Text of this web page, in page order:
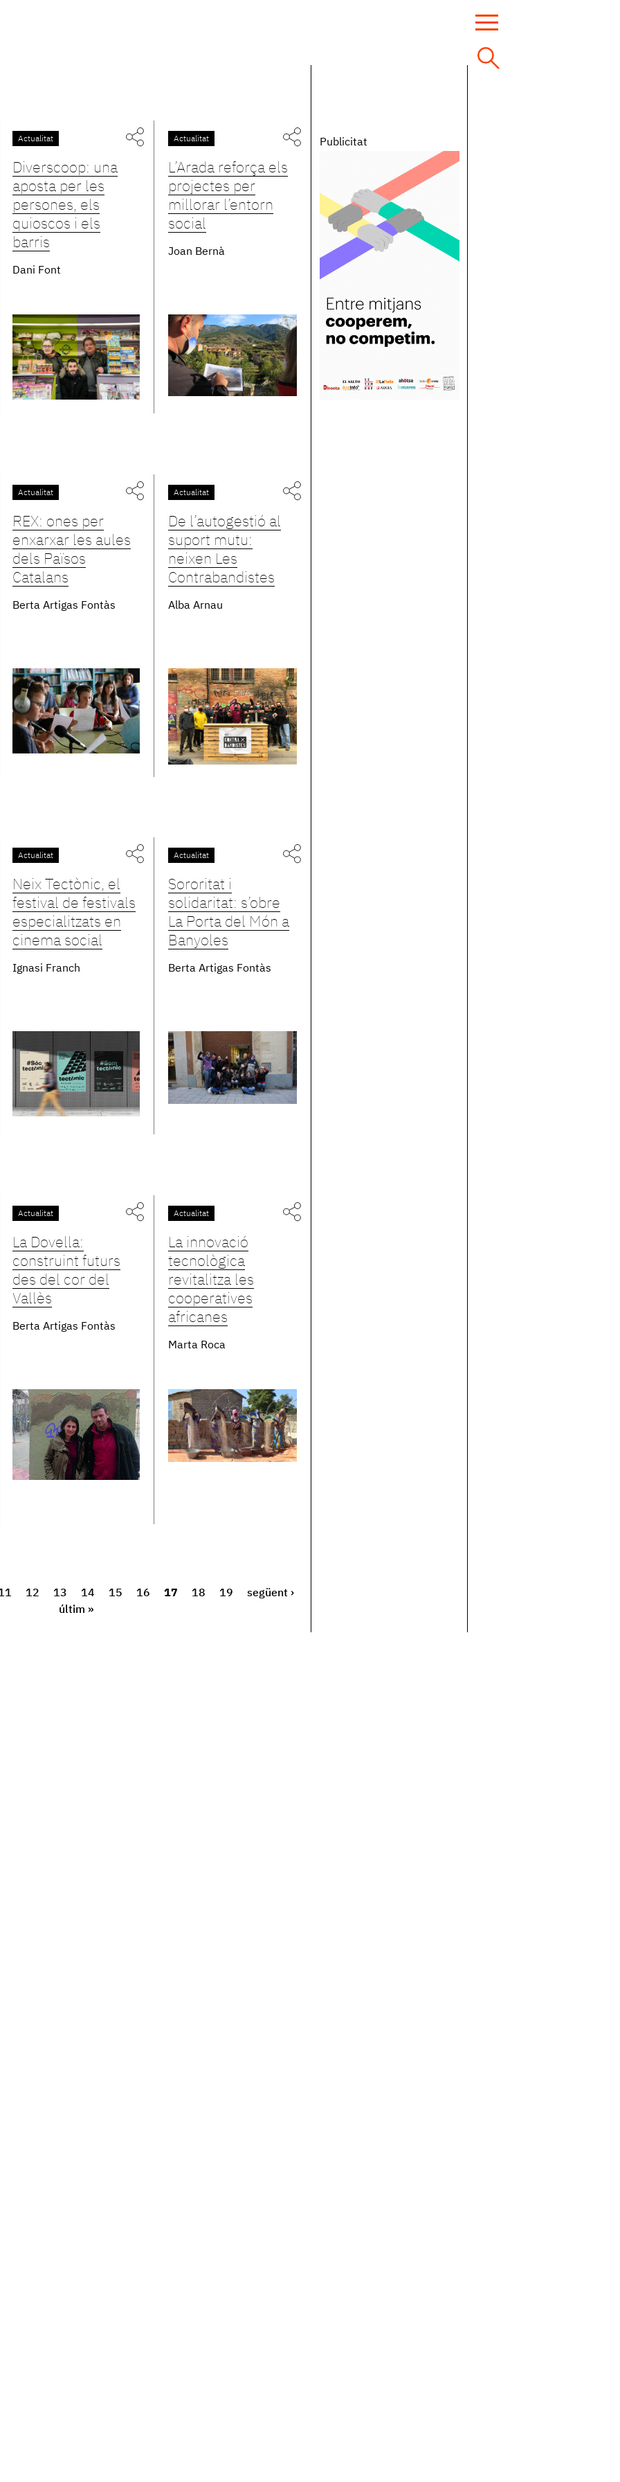
Actualitat
Diverscoop: una
aposta per les
persones, els
quioscos i els
barris
Dani Font
Actualitat
L’Arada reforça els
projectes per
millorar l’entorn
social
Joan Bernà
Actualitat
REX: ones per
enxarxar les aules
dels Països
Catalans
Berta Artigas Fontàs
Actualitat
De l’autogestió al
suport mutu:
neixen Les
Contrabandistes
Alba Arnau
Actualitat
Neix Tectònic, el
festival de festivals
especialitzats en
cinema social
Ignasi Franch
Actualitat
Sororitat i
solidaritat: s’obre
La Porta del Món a
Banyoles
Berta Artigas Fontàs
Actualitat
La Dovella:
construint futurs
des del cor del
Vallès
Berta Artigas Fontàs
Actualitat
La innovació
tecnològica
revitalitza les
cooperatives
africanes
Marta Roca
12 13 14 15 16 17 18 19
següent ›
últim »
Publicitat